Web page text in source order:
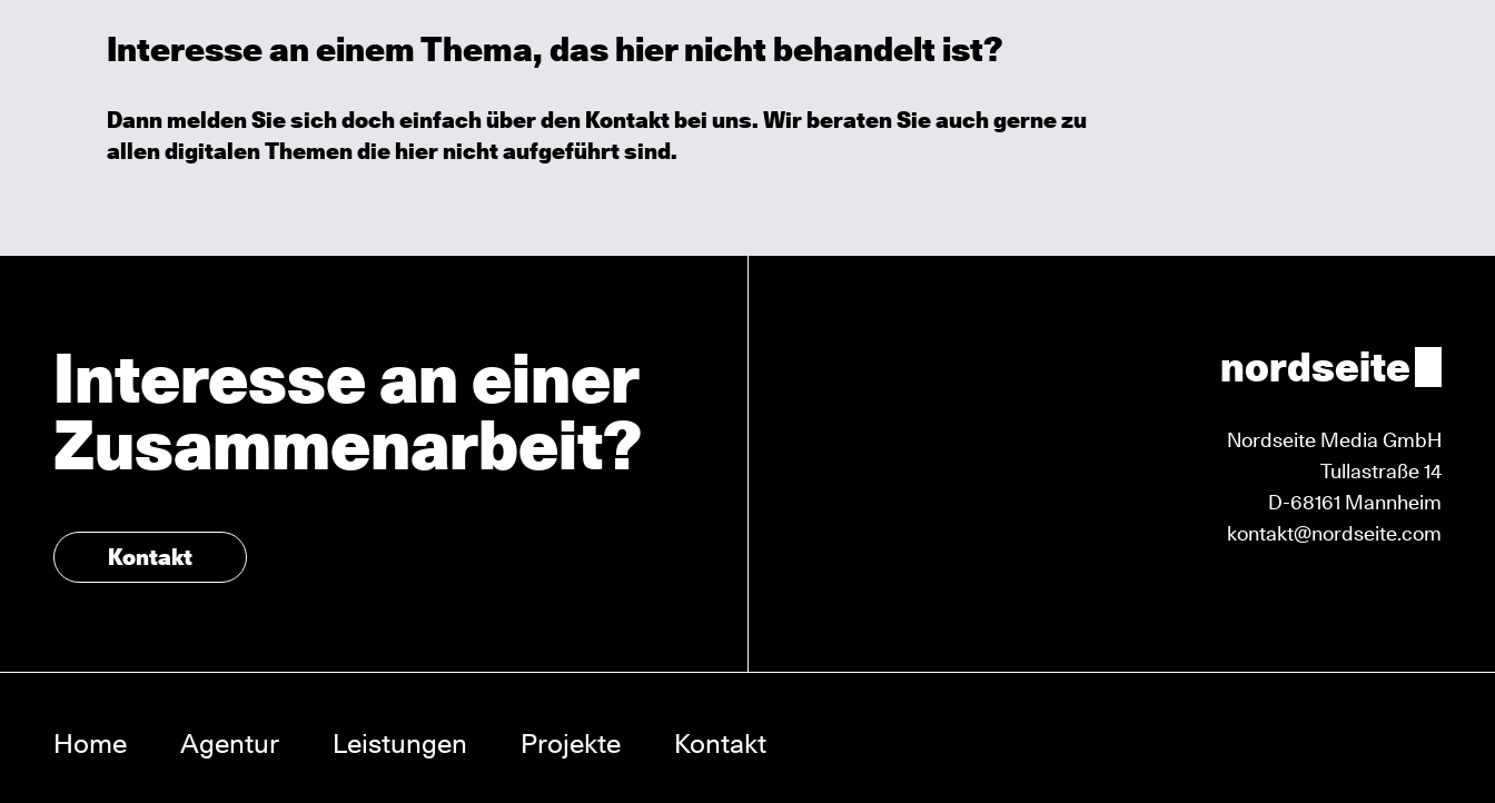
Interesse an einem Thema, das hier nicht behandelt ist?
Dann melden Sie sich doch einfach über den Kontakt bei uns. Wir beraten Sie auch gerne zu
allen digitalen Themen die hier nicht aufgeführt sind.
Interesse an einer
Zusammenarbeit?
Kontakt
nordseite
Nordseite Media GmbH
Tullastraße 14
D-68161 Mannheim
kontakt@nordseite.com
Home Agentur Leistungen Projekte Kontakt